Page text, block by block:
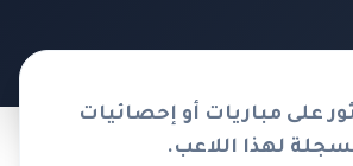
على مباريات أو إحصائيات
لهذا اللاعب.